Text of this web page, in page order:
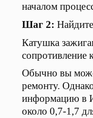
началом
Шаг 2:
Катушка
сопротивление
Обычно вы
ремонту.
информацию в
около 0,7-1,7